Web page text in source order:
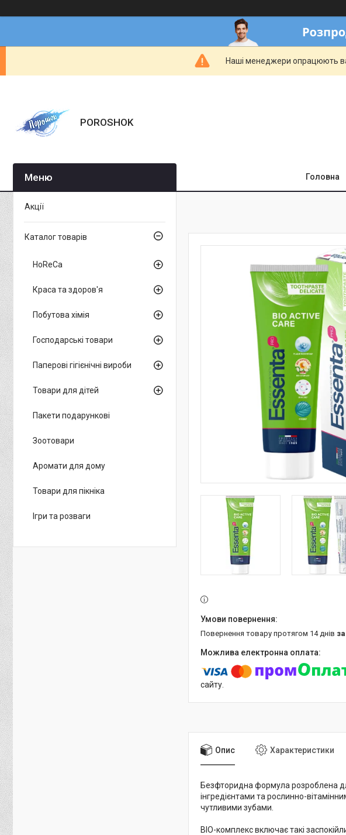
Наші менеджери опрацюють
POROSHOK
Головна
повернення товару протягом 14 днів
сайту.
Опис Характеристики
Безфторидна формула розроблена
інгредієнтами та рослинно-
чутливими зубами.
ВІО-комплекс включає такі
Акції
Каталог товарів
HoReCa
Краса та здоров'я
Побутова хімія
Господарські товари
Паперові гігієнічні вироби
Товари для дітей
Пакети подарункові
Зоотовари
Аромати для дому
Товари для пікніка
Ігри та розваги